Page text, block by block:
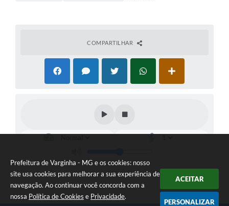
Prefeitura de Varginha - MG e os cookies: nosso
site usa cookies para melhorar a sua experiência de
navegação. Ao continuar você concorda com a
nossa Política de Cookies e Privacidade.
ACEITAR
PERSONALIZAR
COMPARTILHAR